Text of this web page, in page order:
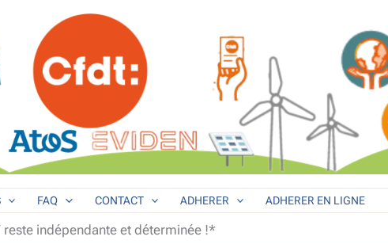
FAQ CONTACT ADHERER ADHERER EN LIGNE
indépendante et déterminée !*